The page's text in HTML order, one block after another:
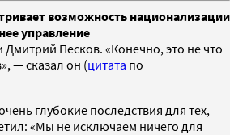
возможность национализации
управление
Песков. «Конечно, это не что
— сказал он (цитата по
глубокие последствия для тех,
«Мы не исключаем ничего для